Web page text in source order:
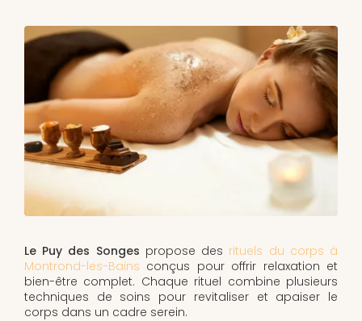
Le Puy des Songes propose des rituels du corps à
Montrond-les-Bains conçus pour offrir relaxation et
bien-être complet. Chaque rituel combine plusieurs
techniques de soins pour revitaliser et apaiser le
corps dans un cadre serein.